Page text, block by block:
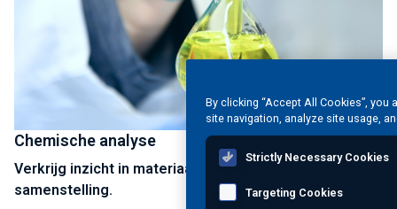
Chemische analyse
Verkrijg inzicht in materiaaleigenschappen en
samenstelling.
By clicking “Accept All Cookies”,
site navigation, analyze site usage,
Strictly Necessary Cookies
Targeting Cookies